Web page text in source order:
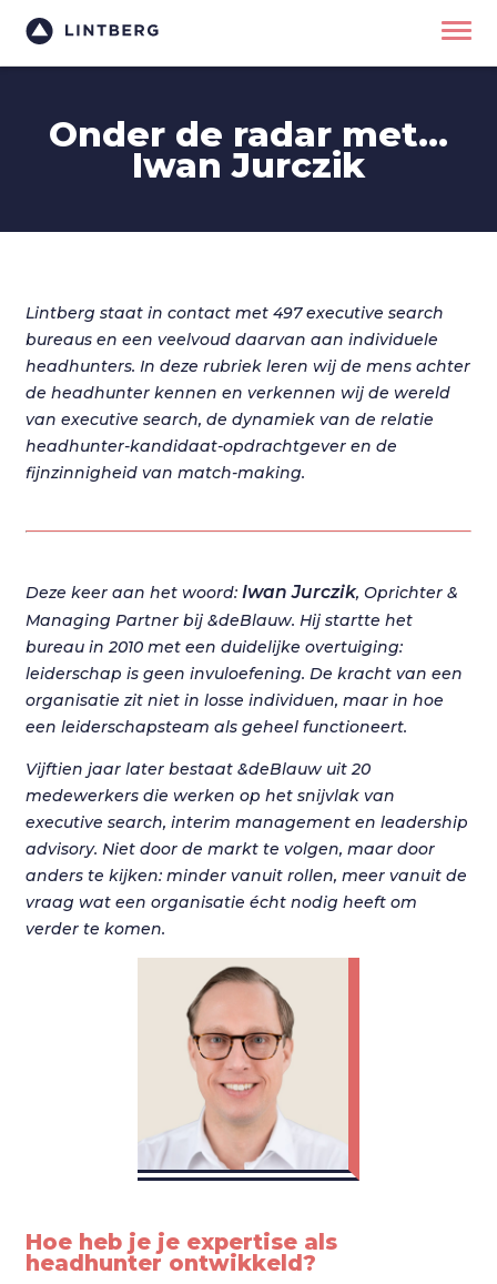
Onder de radar met...
Iwan Jurczik
Lintberg staat in contact met 497 executive search
bureaus en een veelvoud daarvan aan individuele
headhunters. In deze rubriek leren wij de mens achter
de headhunter kennen en verkennen wij de wereld
van executive search, de dynamiek van de relatie
headhunter-kandidaat-opdrachtgever en de
fijnzinnigheid van match-making.
Deze keer aan het woord:Iwan Jurczik, Oprichter &
Managing Partner bij &deBlauw. Hij startte het
bureau in 2010 met een duidelijke overtuiging:
leiderschap is geen invuloefening. De kracht van een
organisatie zit niet in losse individuen, maar in hoe
een leiderschapsteam als geheel functioneert.
Vijftien jaar later bestaat &deBlauw uit 20
medewerkers die werken op het snijvlak van
executive search, interim management en leadership
advisory. Niet door de markt te volgen, maar door
anders te kijken: minder vanuit rollen, meer vanuit de
vraag wat een organisatie écht nodig heeft om
verder te komen.
Hoe heb je je expertise als
headhunter ontwikkeld?